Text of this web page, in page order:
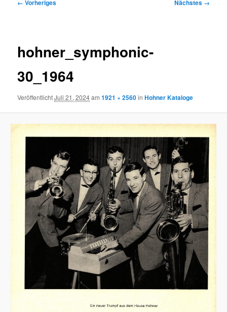
← Vorheriges Nächstes →
hohner_symphonic-
30_1964
VeröffentlichtJuli 21, 2024am1921 × 2560inHohner Kataloge